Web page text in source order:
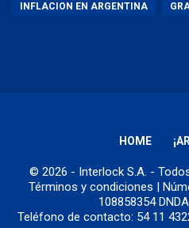
INFLACION EN ARGENTINA
HOME
© 2026 - Interlock S.A. -
Términos y condiciones |
108858354
Teléfono de contacto: 54 11